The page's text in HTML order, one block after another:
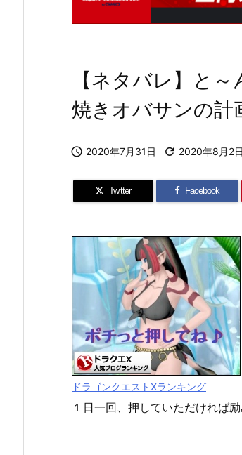
【ネタバレ】と
焼きオバサンの計
 2020年7月31日  2020年8月2日
Twitter Facebook
ドラゴンクエストXランキング
１日一回、押していただければ